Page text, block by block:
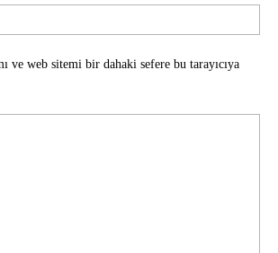
ve web sitemi bir dahaki sefere bu tarayıcıya